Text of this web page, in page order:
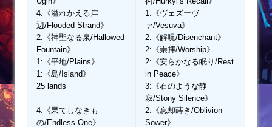
4:《溢れかえる岸
辺/Flooded Strand》
2:《神聖なる泉/Hallowed
Fountain》
1:《平地/Plains》
1:《島/Island》
25 lands
4:《果てしなきも
の/Endless One》
1:《ヴェズーヴ
ァ/Vesuva》
2:《解呪/Disenchant》
2:《崇拝/Worship》
2:《安らかなる眠り/Rest
in Peace》
3:《石のような静
寂/Stony Silence》
2:《忘却蒔き/Oblivion
Sower》